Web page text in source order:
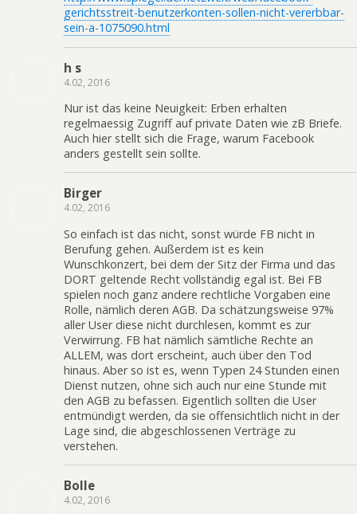
gerichtsstreit-benutzerkonten-sollen-nicht-vererbbar-
sein-a-1075090.html
h s
4.02, 2016
Nur ist das keine Neuigkeit: Erben erhalten
regelmaessig Zugriff auf private Daten wie zB Briefe.
Auch hier stellt sich die Frage, warum Facebook
anders gestellt sein sollte.
Birger
4.02, 2016
So einfach ist das nicht, sonst würde FB nicht in
Berufung gehen. Außerdem ist es kein
Wunschkonzert, bei dem der Sitz der Firma und das
DORT geltende Recht vollständig egal ist. Bei FB
spielen noch ganz andere rechtliche Vorgaben eine
Rolle, nämlich deren AGB. Da schätzungsweise 97%
aller User diese nicht durchlesen, kommt es zur
Verwirrung. FB hat nämlich sämtliche Rechte an
ALLEM, was dort erscheint, auch über den Tod
hinaus. Aber so ist es, wenn Typen 24 Stunden einen
Dienst nutzen, ohne sich auch nur eine Stunde mit
den AGB zu befassen. Eigentlich sollten die User
entmündigt werden, da sie offensichtlich nicht in der
Lage sind, die abgeschlossenen Verträge zu
verstehen.
Bolle
4.02, 2016